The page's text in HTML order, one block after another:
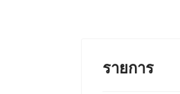
รายการ